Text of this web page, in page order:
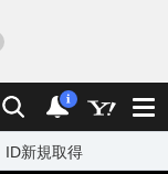
検索 通知
i
ID新規取得